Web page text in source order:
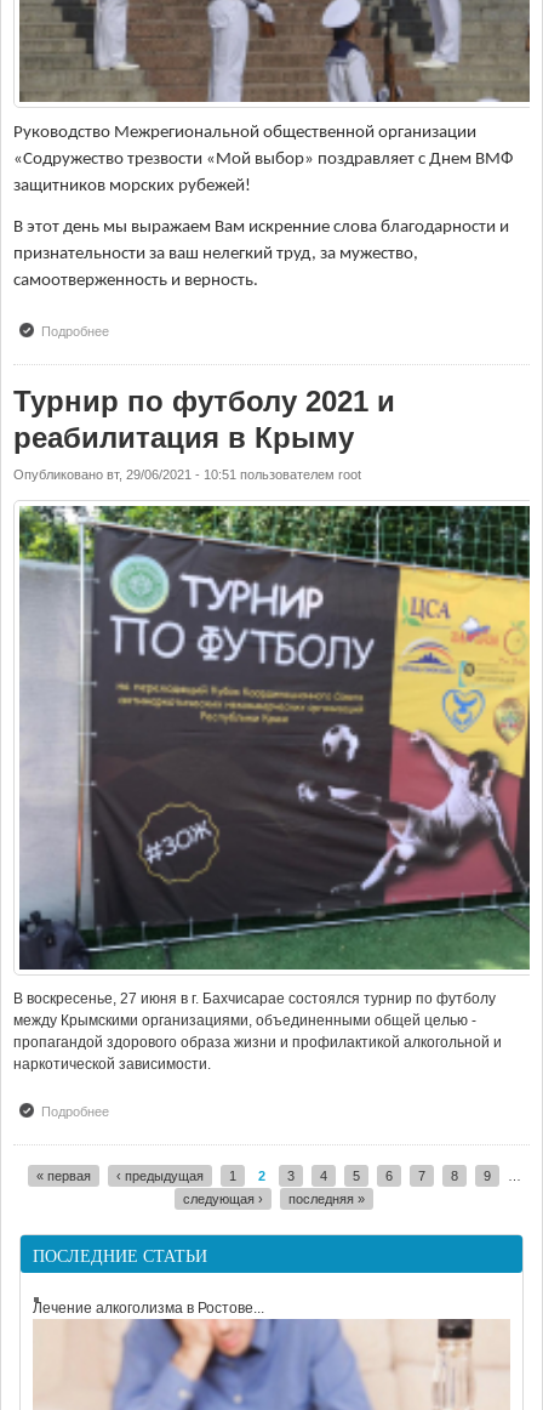
Руководство Межрегиональной общественной организации
«Содружество трезвости «Мой выбор» поздравляет с Днем ВМФ
защитников морских рубежей!
В этот день мы выражаем Вам искренние слова благодарности и
признательности за ваш нелегкий труд, за мужество,
самоотверженность и верность.
Подробнеео С Днем ВМФ 2021!
Турнир по футболу 2021 и
реабилитация в Крыму
Опубликовано вт, 29/06/2021 - 10:51 пользователем root
В воскресенье, 27 июня в г. Бахчисарае состоялся турнир по футболу
между Крымскими организациями, объединенными общей целью -
пропагандой здорового образа жизни и профилактикой алкогольной и
наркотической зависимости.
Подробнеео Турнир по футболу 2021 и реабилитация в Крыму
« первая ‹ предыдущая 1 2 3 4 5 6 7 8 9
…
следующая ›
последняя »
ПОСЛЕДНИЕ СТАТЬИ
Лечение алкоголизма в Ростове...